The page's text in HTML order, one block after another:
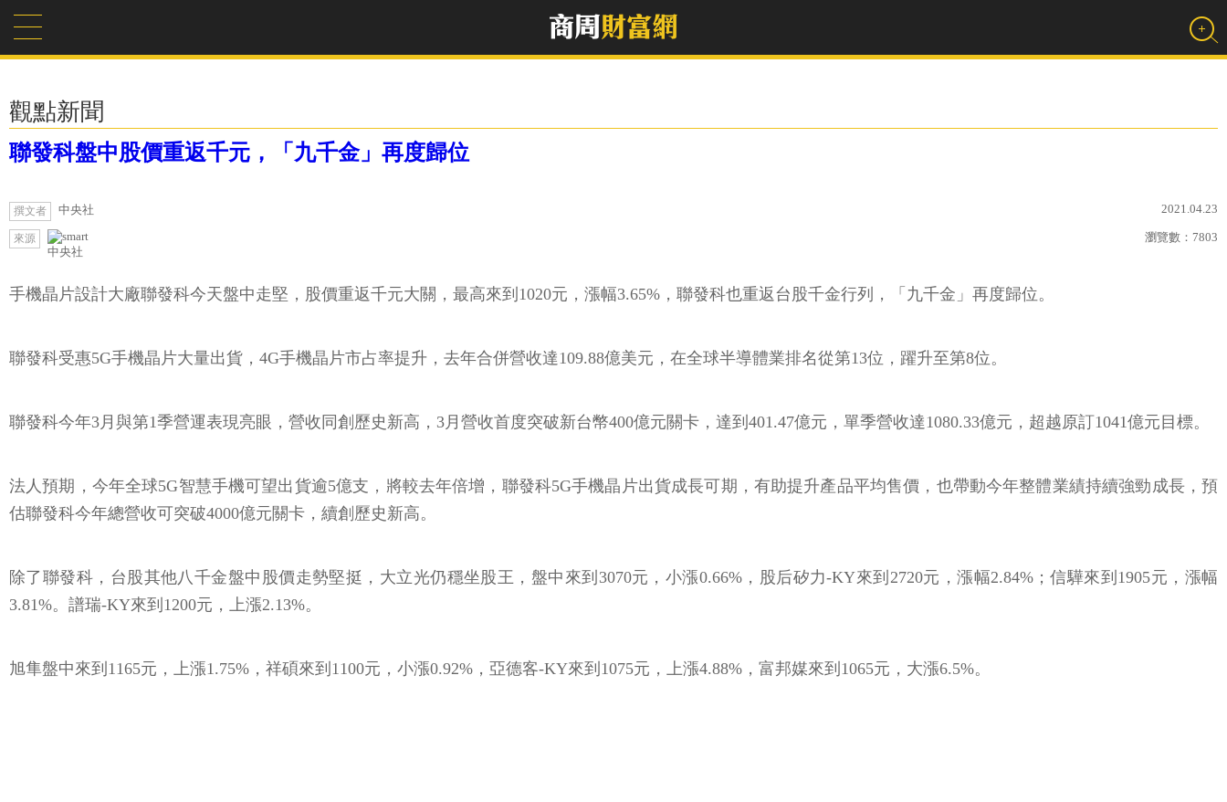
觀點新聞
聯發科盤中股價重返千元，「九千金」再度歸位
撰文者 中央社 2021.04.23
來源
中央社
瀏覽數： 7803
手機晶片設計大廠聯發科今天盤中走堅，股價重返千元大關，最高來到1020元，漲幅3.65%，聯發科也重返台股千金行列，「九千金」再度歸位。
聯發科受惠5G手機晶片大量出貨，4G手機晶片市占率提升，去年合併營收達109.88億美元，在全球半導體業排名從第13位，躍升至第8位。
聯發科今年3月與第1季營運表現亮眼，營收同創歷史新高，3月營收首度突破新台幣400億元關卡，達到401.47億元，單季營收達1080.33億元，超越原訂1041億元目標。
法人預期，今年全球5G智慧手機可望出貨逾5億支，將較去年倍增，聯發科5G手機晶片出貨成長可期，有助提升產品平均售價，也帶動今年整體業績持續強勁成長，預
估聯發科今年總營收可突破4000億元關卡，續創歷史新高。
除了聯發科，台股其他八千金盤中股價走勢堅挺，大立光仍穩坐股王，盤中來到3070元，小漲0.66%，股后矽力-KY來到2720元，漲幅2.84%；信驊來到1905元，漲幅
3.81%。譜瑞-KY來到1200元，上漲2.13%。
旭隼盤中來到1165元，上漲1.75%，祥碩來到1100元，小漲0.92%，亞德客-KY來到1075元，上漲4.88%，富邦媒來到1065元，大漲6.5%。